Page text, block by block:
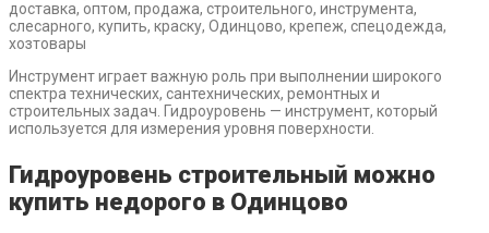
Инструмент играет важную роль при выполнении широкого
спектра технических, сантехнических, ремонтных и
строительных задач. Гидроуровень — инструмент, который
используется для измерения уровня поверхности.
Гидроуровень строительный можно
купить недорого в Одинцово